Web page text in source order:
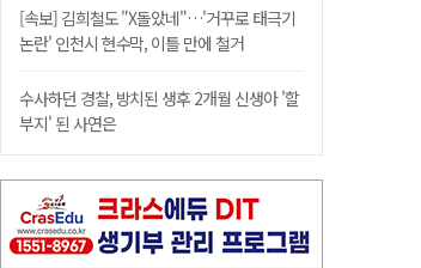
[속보] 김희철도 "X돌았네"…'거꾸로 태극기
논란' 인천시 현수막, 이틀 만에 철거
수사하던 경찰, 방치된 생후 2개월 신생아 '할
부지' 된 사연은